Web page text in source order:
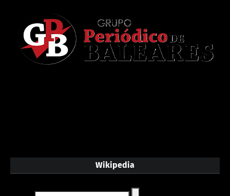
Wikipedia